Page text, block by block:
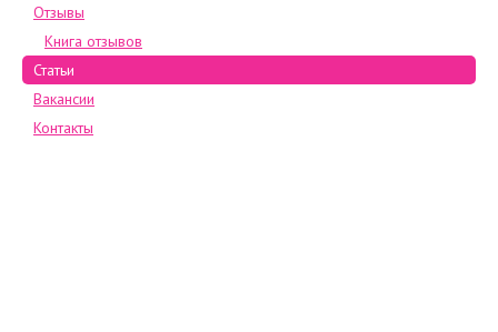
Отзывы
Книга отзывов
Статьи
Вакансии
Контакты